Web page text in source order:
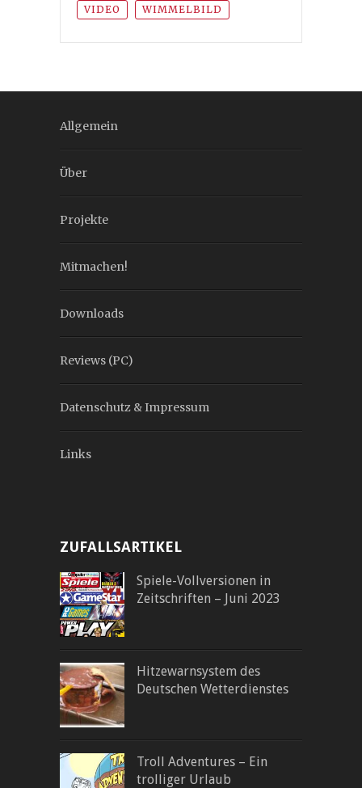
VIDEO WIMMELBILD
Allgemein
Über
Projekte
Mitmachen!
Downloads
Reviews (PC)
Datenschutz & Impressum
Links
ZUFALLSARTIKEL
Spiele-Vollversionen in
Zeitschriften – Juni 2023
Hitzewarnsystem des
Deutschen Wetterdienstes
Troll Adventures – Ein
trolliger Urlaub